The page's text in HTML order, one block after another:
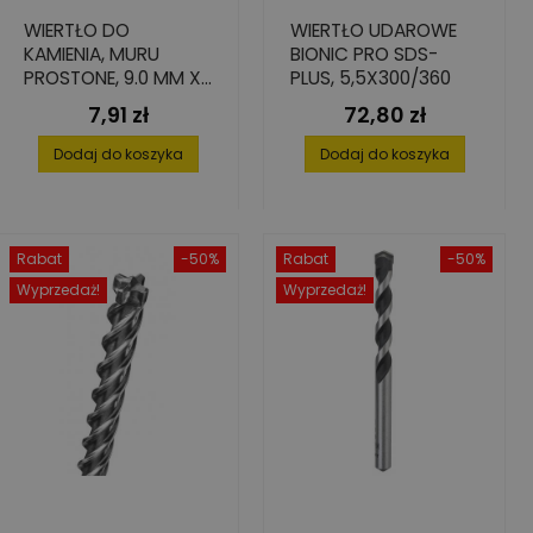
WIERTŁO DO
KAMIENIA, MURU
PROSTONE, 9.0 MM X
80 MM X 120 MM
Cena
7,91 zł
Dodaj do koszyka
WIERTŁO UDAROWE
BIONIC PRO SDS-
PLUS, 5,5X300/360
Cena
72,80 zł
Dodaj do koszyka
-50%
Rabat
Wyprzedaż!
-50%
Rabat
Wyprzedaż!